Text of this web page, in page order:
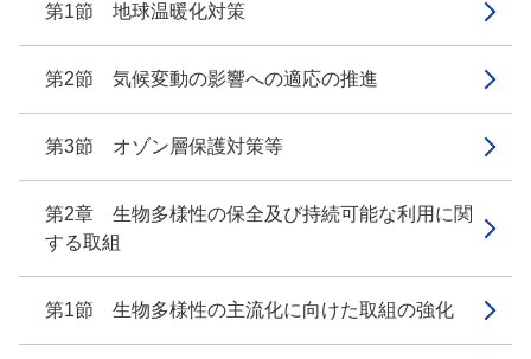
第1節 地球温暖化対策
第2節 気候変動の影響への適応の推進
第3節 オゾン層保護対策等
第2章 生物多様性の保全及び持続可能な利用に関
する取組
第1節 生物多様性の主流化に向けた取組の強化